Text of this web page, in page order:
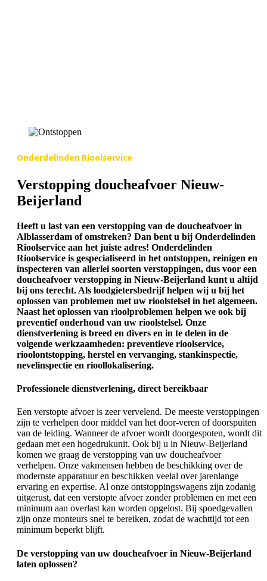
Onderdelinden Rioolservice
Verstopping doucheafvoer Nieuw-
Beijerland
Heeft u last van een verstopping van de doucheafvoer in
Alblasserdam of omstreken? Dan bent u bij Onderdelinden
Rioolservice aan het juiste adres! Onderdelinden
Rioolservice is gespecialiseerd in het ontstoppen, reinigen en
inspecteren van allerlei soorten verstoppingen, dus voor een
doucheafvoer verstopping in Nieuw-Beijerland kunt u altijd
bij ons terecht. Als loodgietersbedrijf helpen wij u bij het
oplossen van problemen met uw rioolstelsel in het algemeen.
Naast het oplossen van rioolproblemen helpen we ook bij
preventief onderhoud van uw rioolstelsel. Onze
dienstverlening is breed en divers en in te delen in de
volgende werkzaamheden: preventieve rioolservice,
rioolontstopping, herstel en vervanging, stankinspectie,
nevelinspectie en rioollokalisering.
Professionele dienstverlening, direct bereikbaar
Een verstopte afvoer is zeer vervelend. De meeste verstoppingen
zijn te verhelpen door middel van het door-veren of doorspuiten
van de leiding. Wanneer de afvoer wordt doorgespoten, wordt dit
gedaan met een hogedrukunit. Ook bij u in Nieuw-Beijerland
komen we graag de verstopping van uw doucheafvoer
verhelpen. Onze vakmensen hebben de beschikking over de
modernste apparatuur en beschikken veelal over jarenlange
ervaring en expertise. Al onze ontstoppingswagens zijn zodanig
uitgerust, dat een verstopte afvoer zonder problemen en met een
minimum aan overlast kan worden opgelost. Bij spoedgevallen
zijn onze monteurs snel te bereiken, zodat de wachttijd tot een
minimum beperkt blijft.
De verstopping van uw doucheafvoer in Nieuw-Beijerland
laten oplossen?